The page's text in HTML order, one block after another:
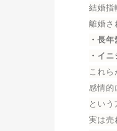
結婚指
離婚さ
・長
・イ
これ
感情的
とい
実は売